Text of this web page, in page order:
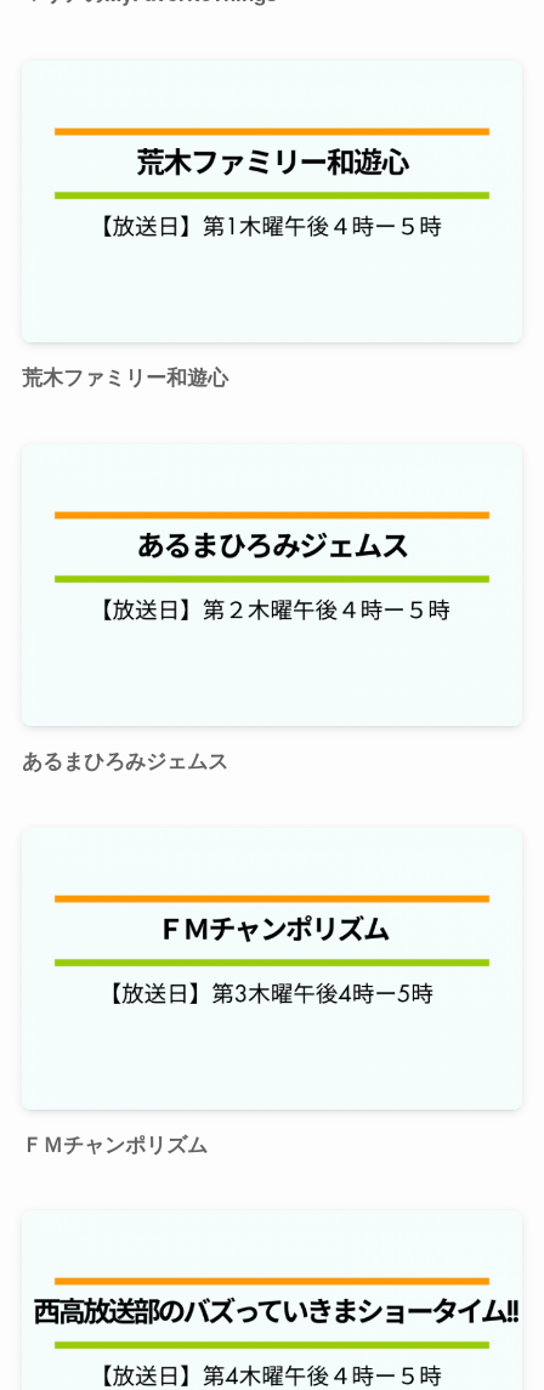
荒木ファミリー和遊心
あるまひろみジェムス
ＦＭチャンポリズム